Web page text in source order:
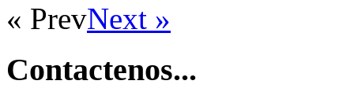
« PrevNext »
Contactenos...